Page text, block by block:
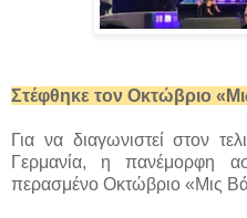
Στέφθηκε τον Οκτώβριο
Για να διαγωνιστεί στον
Γερμανία, η πανέμορφη
περασμένο Οκτώβριο «Μις